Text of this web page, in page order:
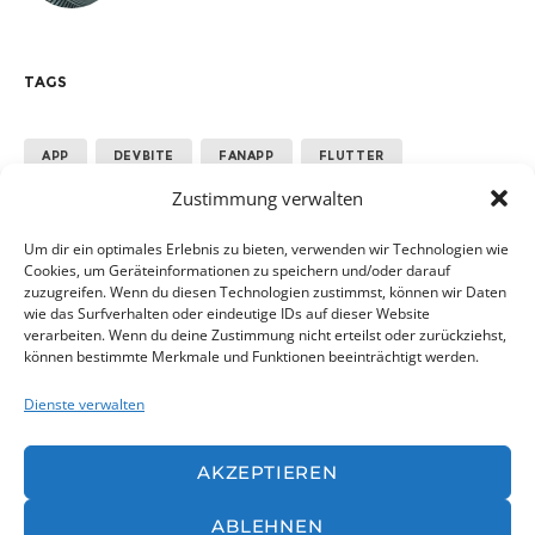
Zustimmung verwalten
Um dir ein optimales Erlebnis zu bieten, verwenden wir Technologien wie
Cookies, um Geräteinformationen zu speichern und/oder darauf
zuzugreifen. Wenn du diesen Technologien zustimmst, können wir Daten
wie das Surfverhalten oder eindeutige IDs auf dieser Website
verarbeiten. Wenn du deine Zustimmung nicht erteilst oder zurückziehst,
können bestimmte Merkmale und Funktionen beeinträchtigt werden.
Dienste verwalten
AKZEPTIEREN
ABLEHNEN
TAGS
APP DEVBITE FANAPP FLUTTER
MANNSCHAFT PERFORMANCE
SPORT TEAM
ALLE ANZEIGEN